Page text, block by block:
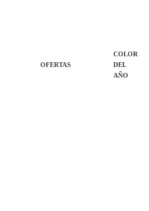
OFERTAS
COLOR
DEL
AÑO